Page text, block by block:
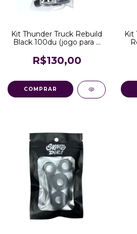
Kit Thunder Truck Rebuild
Black 100du (jogo para 2
R$130,00
Kit